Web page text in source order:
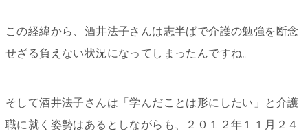
この経緯から、酒井法子さんは志半ばで介護の勉強を断念
せざる負えない状況になってしまったんですね。
そして酒井法子さんは「学んだことは形にしたい」と介護
職に就く姿勢はあるとしながらも、２０１２年１１月２４